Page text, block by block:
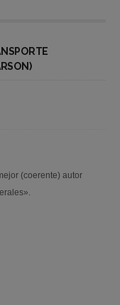
(coerente) autor